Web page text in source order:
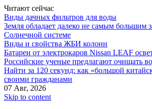
Читают сейчас
Виды дачных фильтров для воды
Земля обладает далеко не самым большим
Солнечной системе
Виды и свойства ЖБИ колонн
Батареи от электрокаров Nissan LEAF
Российские ученые предлагают очищать
Найти за 120 секунд: как «большой
своими гражданами
07 Авг, 2026
Skip to content